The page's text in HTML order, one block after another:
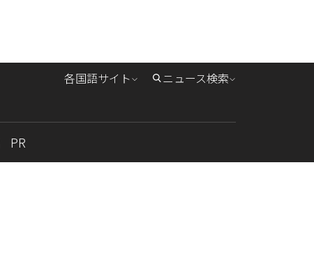
各国語サイト ニュース検索
PR